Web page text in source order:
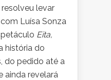
levar
Luísa Sonza
Eita,
história do
do pedido até a
ainda revelará